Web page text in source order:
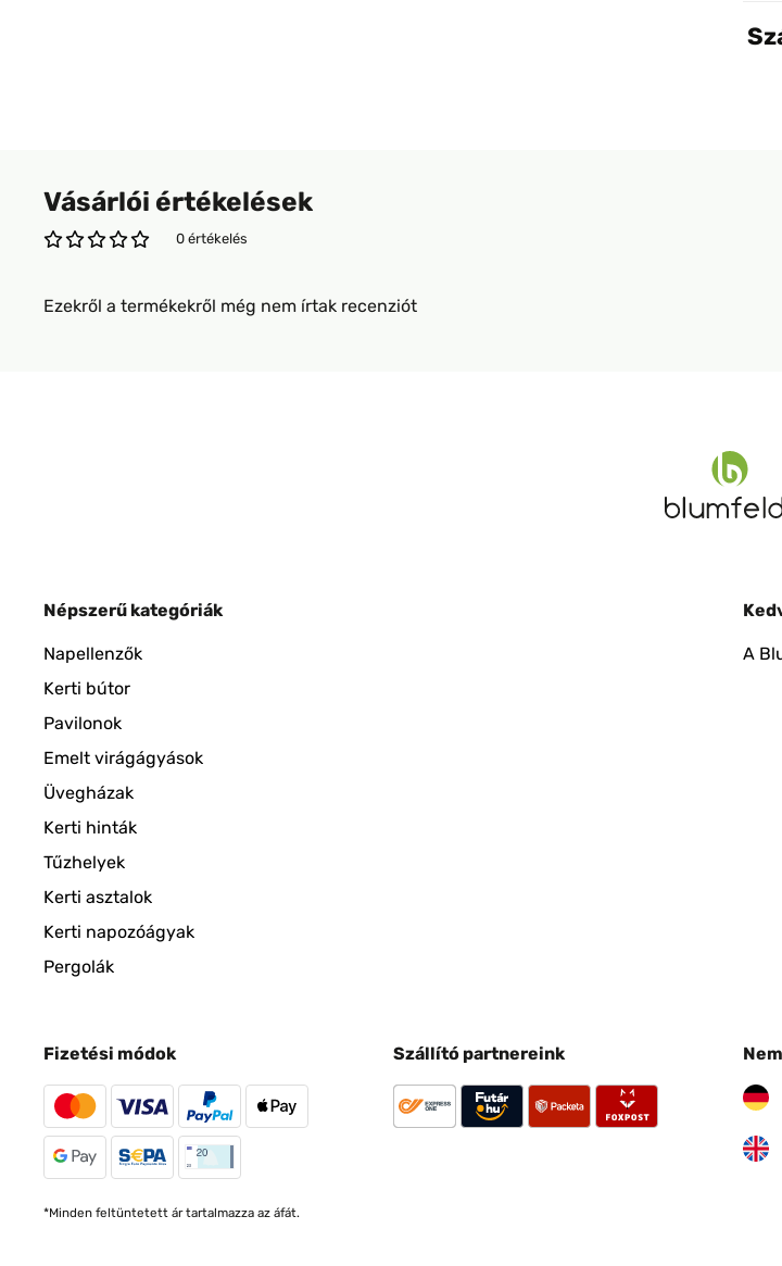
Vásárlói értékelések
0 értékelés
Ezekről a termékekről még nem írtak recenziót
Népszerű kategóriák
Napellenzők
Kerti bútor
Pavilonok
Emelt virágágyások
Üvegházak
Kerti hinták
Tűzhelyek
Kerti asztalok
Kerti napozóágyak
Pergolák
A
Fizetési módok
*Minden feltüntetett ár tartalmazza az áfát.
Szállító partnereink